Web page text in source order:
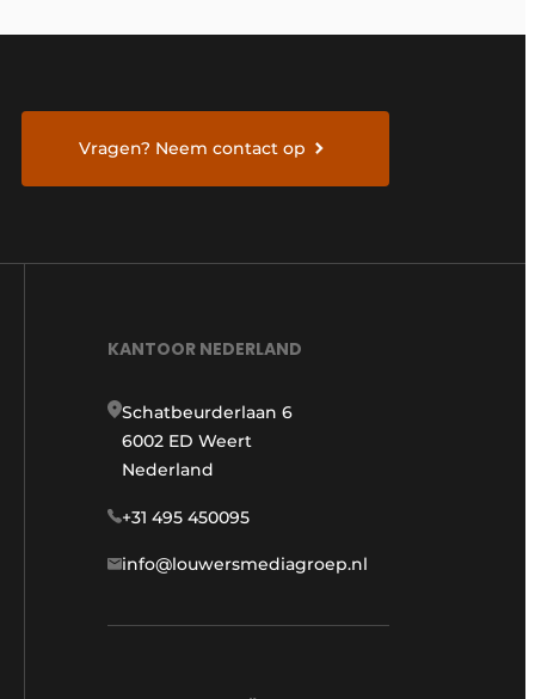
Vragen? Neem contact op
KANTOOR NEDERLAND
Schatbeurderlaan 6
6002 ED Weert
Nederland
+31 495 450095
info@louwersmediagroep.nl